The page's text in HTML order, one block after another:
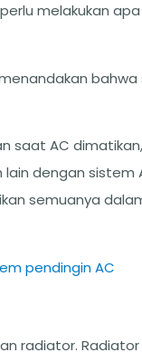
melakukan
bahwa
saat AC
dengan sistem
semuanya
pendingin AC
radiator. Radiator